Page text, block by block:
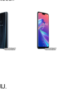
.